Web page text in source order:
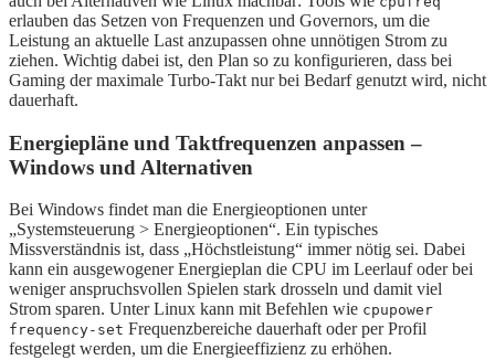
erlauben das Setzen von Frequenzen und Governors, um die
Leistung an aktuelle Last anzupassen ohne unnötigen Strom zu
ziehen. Wichtig dabei ist, den Plan so zu konfigurieren, dass bei
Gaming der maximale Turbo-Takt nur bei Bedarf genutzt wird, nicht
dauerhaft.
Energiepläne und Taktfrequenzen anpassen –
Windows und Alternativen
Bei Windows findet man die Energieoptionen unter
„Systemsteuerung > Energieoptionen“. Ein typisches
Missverständnis ist, dass „Höchstleistung“ immer nötig sei. Dabei
kann ein ausgewogener Energieplan die CPU im Leerlauf oder bei
weniger anspruchsvollen Spielen stark drosseln und damit viel
Strom sparen. Unter Linux kann mit Befehlen wie cpupower
frequency-set Frequenzbereiche dauerhaft oder per Profil
festgelegt werden, um die Energieeffizienz zu erhöhen.